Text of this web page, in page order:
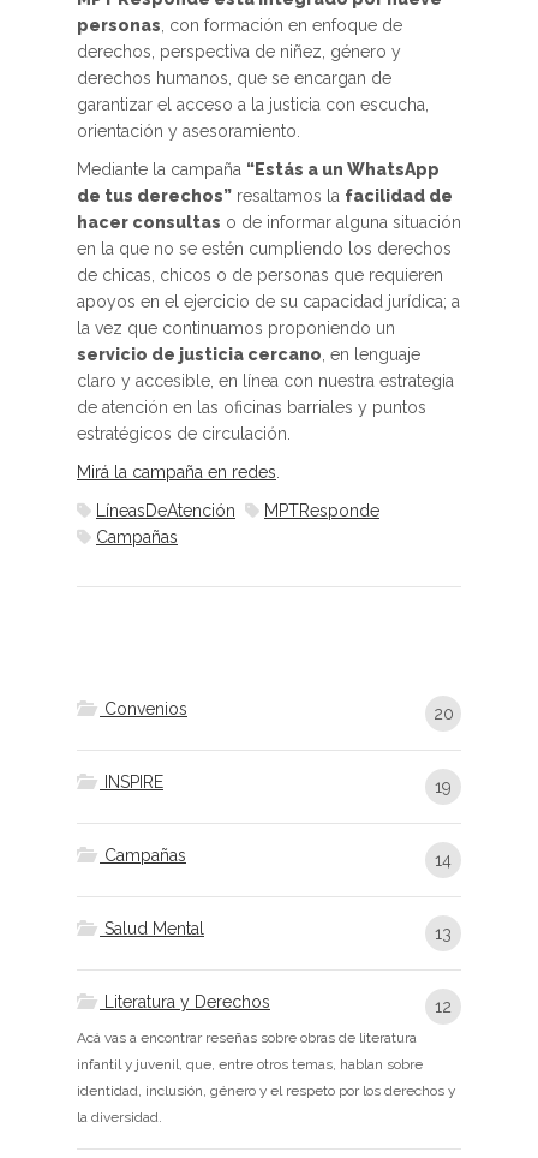
personas , con formación en enfoque de
derechos, perspectiva de niñez, género y
derechos humanos, que se encargan de
garantizar el acceso a la justicia con escucha,
orientación y asesoramiento.
Mediante la campaña “Estás a un WhatsApp
de tus derechos” resaltamos la facilidad de
hacer consultas o de informar alguna situación
en la que no se estén cumpliendo los derechos
de chicas, chicos o de personas que requieren
apoyos en el ejercicio de su capacidad jurídica; a
la vez que continuamos proponiendo un
servicio de justicia cercano , en lenguaje
claro y accesible, en línea con nuestra estrategia
de atención en las oficinas barriales y puntos
estratégicos de circulación.
Mirá la campaña en redes
LíneasDeAtención
MPTResponde
Campañas
Convenios 20
INSPIRE 19
Campañas 14
Salud Mental 13
Literatura y Derechos 12
Acá vas a encontrar reseñas sobre obras de literatura
infantil y juvenil, que, entre otros temas, hablan sobre
identidad, inclusión, género y el respeto por los derechos y
la diversidad.